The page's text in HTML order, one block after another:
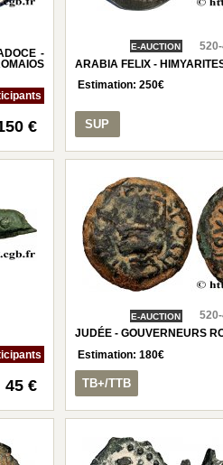
-
€
E-AUCTION
ARABIA FELIX -
Estimation:250€
SUP
45 €
E-AUCTION
JUDÉE - GOUVERNEURS
Estimation:180€
TB+/TTB